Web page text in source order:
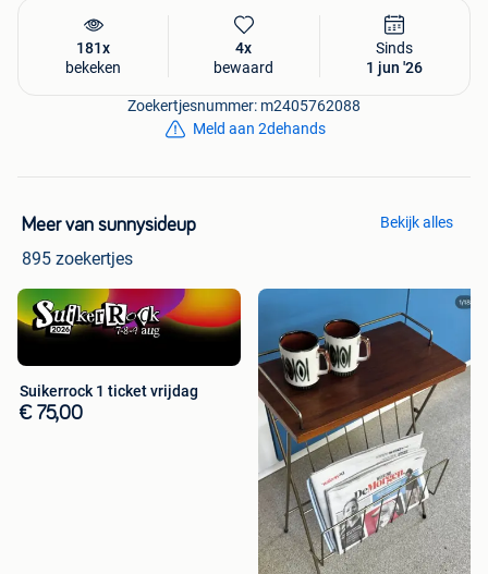
181x
bekeken
4x
bewaard
Sinds
1 jun '26
Zoekertjesnummer: m2405762088
Meld aan 2dehands
Meer van sunnysideup
895 zoekertjes
Bekijk alles
Suikerrock 1 ticket vrijdag
€ 75,00